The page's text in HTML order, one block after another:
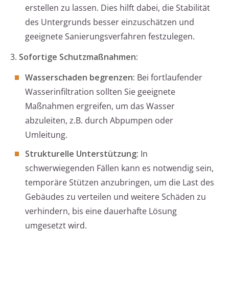
erstellen zu lassen. Dies hilft dabei, die Stabilität
des Untergrunds besser einzuschätzen und
geeignete Sanierungsverfahren festzulegen.
3. Sofortige Schutzmaßnahmen:
Wasserschaden begrenzen: Bei fortlaufender
Wasserinfiltration sollten Sie geeignete
Maßnahmen ergreifen, um das Wasser
abzuleiten, z.B. durch Abpumpen oder
Umleitung.
Strukturelle Unterstützung: In
schwerwiegenden Fällen kann es notwendig sein,
temporäre Stützen anzubringen, um die Last des
Gebäudes zu verteilen und weitere Schäden zu
verhindern, bis eine dauerhafte Lösung
umgesetzt wird.